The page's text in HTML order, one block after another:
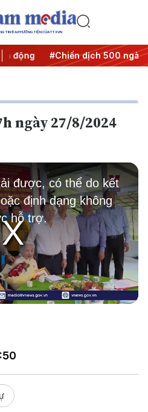
TIN ĐA PHƯƠNG TIỆN CỦA TTXVN
#Chiến dịch 500 ngày đêm
ngày 27/8/2024
Play
Video
được, có thể do kết
định dạng không
hỗ trợ.